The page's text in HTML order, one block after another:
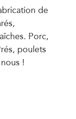
de
Porc,
poulets
!